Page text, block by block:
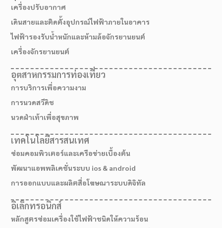
เส้นทางมาโรงเรียน
เครื่องปรับอากาศ
เดินสายและติดตั้งอุปกรณ์ไฟฟ้าภายในอาคาร
ไฟฟ้ารองรับน้ำหนักและห้ามล้อจักรยานยนต์
เครื่องจักรยานยนต์
อุตสาหกรรมการท่องเที่ยว
การบริการเพื่อความงาม
การนวดสวีดิช
นวดฝ่าเท้าเพื่อสุขภาพ
เทคโนโลยีสารสนเทศ
ซ่อมคอมพิวเตอร์และเครือข่ายเบื้องต้น
พัฒนาแอพพลิเคชั่นระบบ ios & android
การออกแบบและผลิตสื่อโฆษณาระบบดิจิทัล
อิเล็กทรอนิกส์
หลักสูตรซ่อมเครื่องใช้ไฟฟ้าชนิดให้ความร้อน